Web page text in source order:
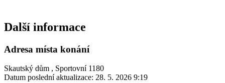
Další informace
Adresa místa konání
Skautský dům , Sportovní 1180
Datum poslední aktualizace: 28. 5. 2026 9:19